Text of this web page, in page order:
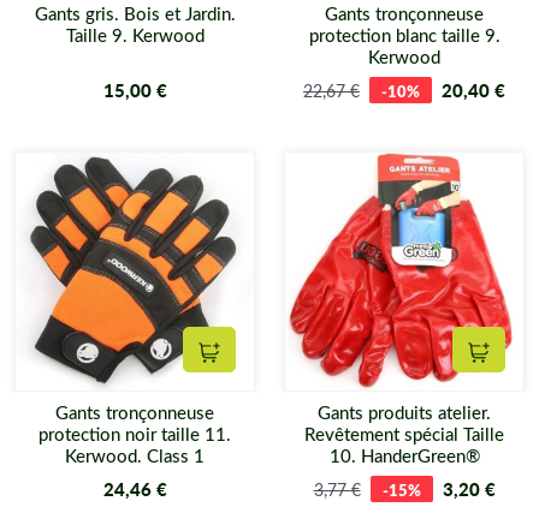
Gants gris. Bois et Jardin.
Taille 9. Kerwood
15,00 €
Gants tronçonneuse
protection blanc taille 9.
Kerwood
22,67 € -10% 20,40 €
Ajouter au panier
Gants tronçonneuse
protection noir taille 11.
Kerwood. Class 1
24,46 €
Gants produits atelier.
Revêtement spécial Taille
10. HanderGreen®
3,77 € -15% 3,20 €